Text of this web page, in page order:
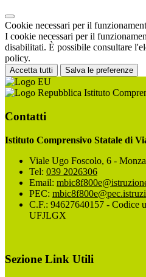
Cookie necessari per il
I cookie necessari per il
disabilitati. È possibile consultare
policy.
Accetta tutti Salva le preferenze
Istituto
Contatti
Istituto Comprensivo Statale di
Viale Ugo Foscolo, 6 -
Tel: 039 2026306
Email:
PEC:
C.F.: 94627640157 - Codice
UFJLGX
Sezione Link Utili